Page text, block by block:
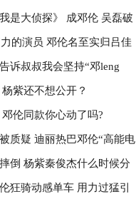
是大侦探》 成邓伦 吴磊破
的演员 邓伦名至实归吕佳
诉叔叔我会坚持“邓leng
紫还不想公开？
伦同款你心动了吗?
质疑 迪丽热巴邓伦“高能电
倒 杨紫秦俊杰什么时候分
的电视剧有哪些？
狂骑动感单车 用力过猛引